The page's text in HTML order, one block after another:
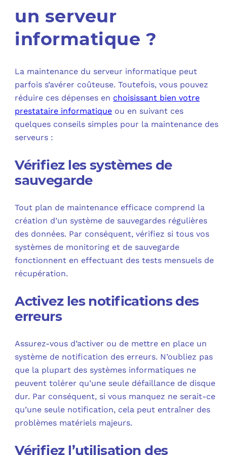
un serveur
informatique ?
La maintenance du serveur informatique peut
parfois s’avérer coûteuse. Toutefois, vous pouvez
réduire ces dépenses en choisissant bien votre
prestataire informatique ou en suivant ces
quelques conseils simples pour la maintenance des
serveurs :
Vérifiez les systèmes de
sauvegarde
Tout plan de maintenance efficace comprend la
création d’un système de sauvegardes régulières
des données. Par conséquent, vérifiez si tous vos
systèmes de monitoring et de sauvegarde
fonctionnent en effectuant des tests mensuels de
récupération.
Activez les notifications des
erreurs
Assurez-vous d’activer ou de mettre en place un
système de notification des erreurs. N’oubliez pas
que la plupart des systèmes informatiques ne
peuvent tolérer qu’une seule défaillance de disque
dur. Par conséquent, si vous manquez ne serait-ce
qu’une seule notification, cela peut entraîner des
problèmes matériels majeurs.
Vérifiez l’utilisation des